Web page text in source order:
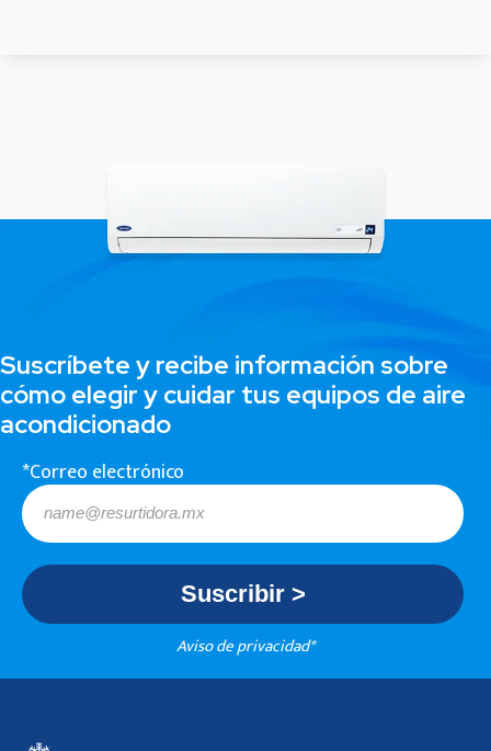
Suscríbete y recibe información sobre
cómo elegir y cuidar tus equipos de aire
acondicionado
*Correo electrónico
Aviso de privacidad*